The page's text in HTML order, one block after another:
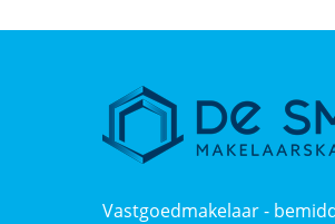
Vastgoedmakelaar -